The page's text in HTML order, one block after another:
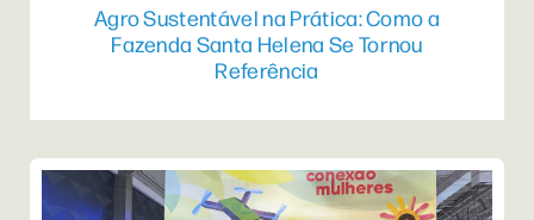
Agro Sustentável na Prática: Como a
Fazenda Santa Helena Se Tornou
Referência